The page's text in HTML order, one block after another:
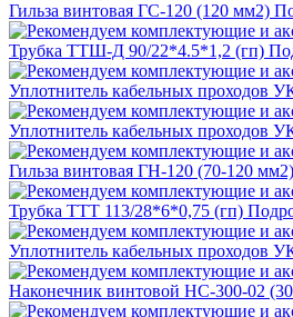
Гильза винтовая ГС-120 (120 мм2)
Трубка ТТШ-Д 90/22*4.5*1,2 (гп)
Уплотнитель кабельных проходов
Уплотнитель кабельных проходов
Гильза винтовая ГН-120 (70-120 мм2)
Трубка ТТТ 113/28*6*0,75 (гп)
Уплотнитель кабельных проходов
Наконечник винтовой НС-300-02